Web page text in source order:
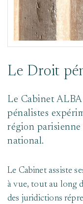
Le Droit
Le Cabinet ALBA
pénalistes
région
national.
Le Cabinet assiste
à vue, tout au long
des juridictions